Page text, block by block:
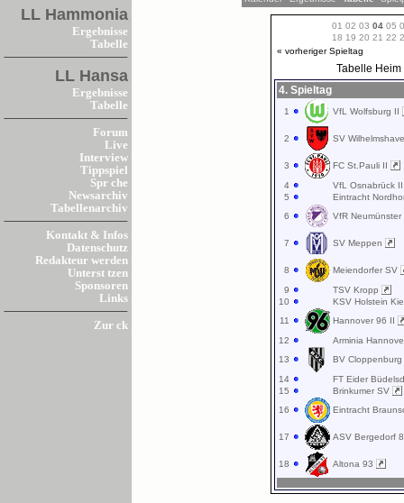
LL Hammonia
Ergebnisse
Tabelle
LL Hansa
Ergebnisse
Tabelle
Forum
Live
Interview
Tippspiel
Spr che
Newsarchiv
Tabellenarchiv
Kontakt & Infos
Datenschutz
Redakteur werden
Unterst tzen
Sponsoren
Links
Zur ck
01 02 03 04 05
18 19 20 21 22
« vorheriger Spieltag
Tabelle Heim
4. Spieltag
1 VfL Wolfsburg II
2 SV
3
FC St.Pauli II
4
VfL Osnabrück
5
Eintracht
6
VfR Neumünster
7 SV Meppen
8
Meiendorfer SV
9
TSV Kropp
10
KSV Holstein
11
Hannover 96 II
12
Arminia
13
BV
14
FT Eider
15
Brinkumer SV
16
Eintracht
17 ASV Bergedorf
18 Altona 93